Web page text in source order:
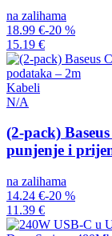
na zalihama
18.99 €-20 %
15.19 €
Kabeli
N/A
(2-pack)
punjenje i
na zalihama
14.24 €-20 %
11.39 €